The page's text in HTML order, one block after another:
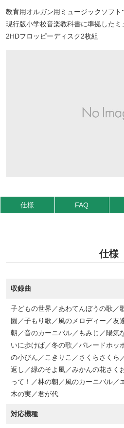
教育用オルガン用ミュージックソフト
現行版小学校音楽教科書に準拠したミ
2HDフロッピーディスク2枚組
仕様 FAQ
仕様
収録曲
子どもの世界／あわてんぼうの歌／
園／子もり歌／風のメロディー／友
朝／音のカーニバル／もみじ／陽気
いに歩けば／冬の歌／パレードホッ
の小びん／こきりこ／さくらさくら
返し／緑のそよ風／みかんの花さく
って！／林の朝／風のカーニバル／
木の実／君が代
対応機種